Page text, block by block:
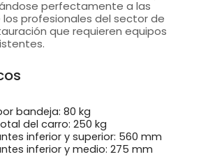
perfectamente a las
profesionales del sector de
que requieren equipos
bandeja: 80 kg
del carro: 250 kg
inferior y superior: 560 mm
inferior y medio: 275 mm